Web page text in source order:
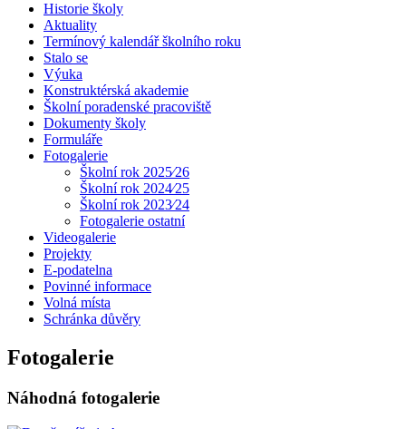
Historie školy
Aktuality
Termínový kalendář školního roku
Stalo se
Výuka
Konstruktérská akademie
Školní poradenské pracoviště
Dokumenty školy
Formuláře
Fotogalerie
Školní rok 2025⁄26
Školní rok 2024⁄25
Školní rok 2023⁄24
Fotogalerie ostatní
Videogalerie
Projekty
E-podatelna
Povinné informace
Volná místa
Schránka důvěry
Fotogalerie
Náhodná fotogalerie